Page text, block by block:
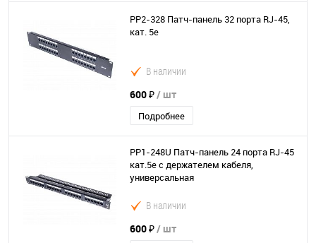
PP2-328 Патч-панель 32 порта RJ-45,
кат. 5е
В наличии
600 ₽/ шт
Подробнее
PP1-248U Патч-панель 24 порта RJ-45
кат.5е с держателем кабеля,
универсальная
В наличии
600 ₽/ шт